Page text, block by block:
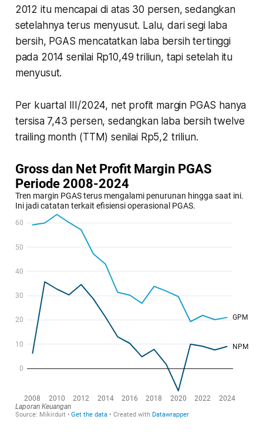
2012 itu mencapai di atas 30 persen, sedangkan
setelahnya terus menyusut. Lalu, dari segi laba
bersih, PGAS mencatatkan laba bersih tertinggi
pada 2014 senilai Rp10,49 triliun, tapi setelah itu
menyusut.
Per kuartal III/2024, net profit margin PGAS hanya
tersisa 7,43 persen, sedangkan laba bersih twelve
trailing month (TTM) senilai Rp5,2 triliun.